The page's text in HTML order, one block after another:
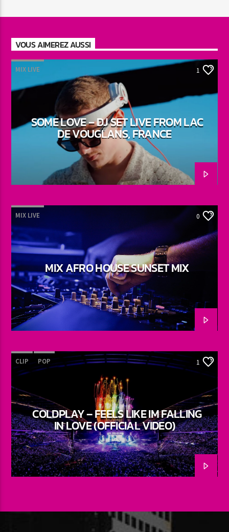
VOUS AIMEREZ AUSSI
MIX LIVE 1
SOME LOVE – DJ SET LIVE FROM LAC
DE VOUGLANS, FRANCE
MIX LIVE 0
MIX AFRO HOUSE SUNSET MIX
CLIP POP 1
COLDPLAY – FEELS LIKE IM FALLING
IN LOVE (OFFICIAL VIDEO)